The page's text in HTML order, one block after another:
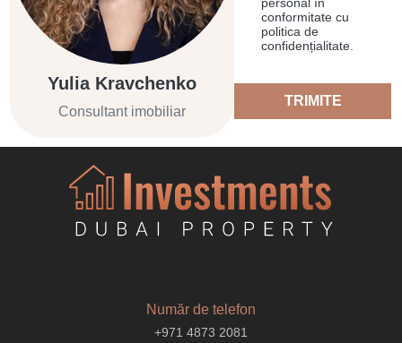
Yulia Kravchenko
Consultant imobiliar
conformitate cu
politica de
confidențialitate.
TRIMITE
Număr de telefon
+971 4873 2081